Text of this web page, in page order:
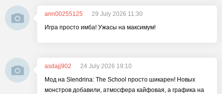
ann00255125
29 July 2026 11:30
Игра просто имба! Ужасы на максимум!
asdajj902
24 July 2026 19:10
Мод на Slendrina: The School просто шикарен! Новых
монстров добавили, атмосфера кайфовая, а графика на